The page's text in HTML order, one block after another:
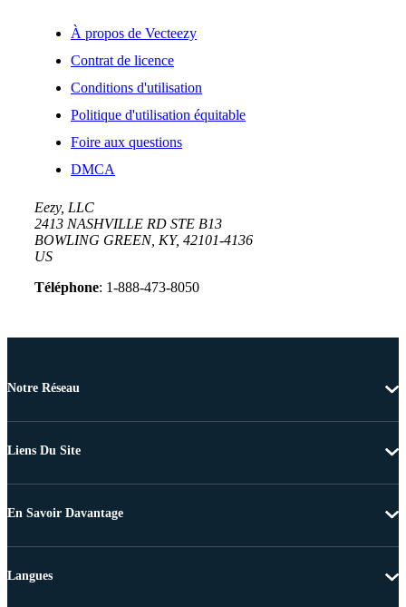
À propos de Vecteezy
Contrat de licence
Conditions d'utilisation
Politique d'utilisation équitable
Foire aux questions
DMCA
Eezy, LLC
2413 NASHVILLE RD STE B13
BOWLING GREEN, KY, 42101-4136
US
Téléphone: 1-888-473-8050
Notre Réseau
Liens Du Site
En Savoir Davantage
Langues